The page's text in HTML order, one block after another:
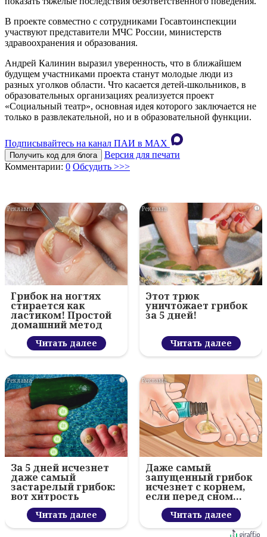
В проекте совместно с сотрудниками Госавтоинспекции
участвуют представители МЧС России, министерств
здравоохранения и образования.
Андрей Калинин выразил уверенность, что в ближайшем
будущем участниками проекта станут молодые люди из
разных уголков области. Что касается детей-школьников, в
образовательных организациях реализуется проект
«Социальный театр», основная идея которого заключается не
только в развлекательной, но и в образовательной функции.
Подписывайтесь на канал ПАИ в MAХ
Получить код для блога
Версия для печати
Комментарии: 0 Обсудить >>>
i
Грибок на ногтях
стирается как
ластиком! Простой
домашний метод
Читать далее
i
Этот трюк
уничтожает грибок
за 5 дней!
Читать далее
i
За 5 дней исчезнет
даже самый
застарелый грибок:
вот хитрость
Читать далее
i
Даже самый
запущенный грибок
исчезнет с корнем,
если перед сном…
Читать далее